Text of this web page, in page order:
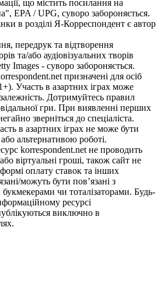
що містить посилання на
EPA / UPG, суворо забороняється.
в розділі Я-Корреспондент є автор
передрук та відтворення
та/або аудіовізуальних творів
Images - суворо забороняється.
призначені для осіб
Участь в азартних іграх може
Дотримуйтесь правил
гри. При виявленні перших
зверніться до спеціаліста.
в азартних іграх не може бути
альтернативою роботі.
korrespondent.net не проводить
віртуальні гроші, також сайт не
оплату ставок та інших
можуть бути пов’язані з
чи тоталізаторами. Будь-
ресурсі
виключно в